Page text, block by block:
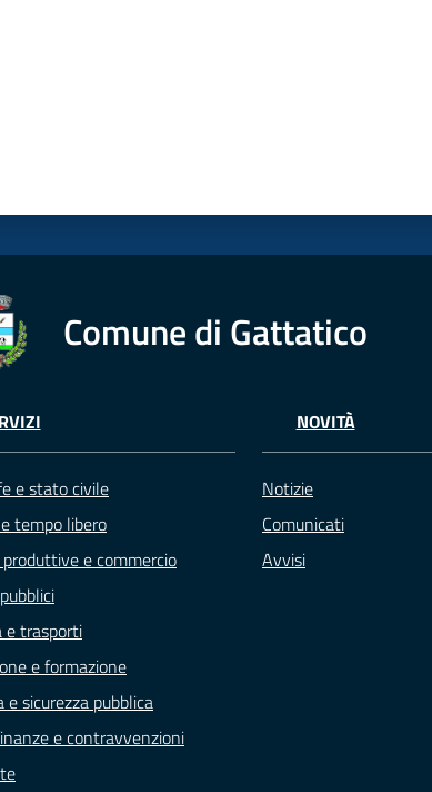
Comune di Gattatico
e stato civile
tempo libero
e commercio
e trasporti
e formazione
e sicurezza pubblica
e contravvenzioni
NOVITÀ
Notizie
Comunicati
Avvisi